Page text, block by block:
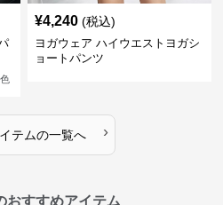
色
¥4,240 (税込)
ヨガウェア ハイウエストヨガシ
ョートパンツ
テムの一覧へ ›
おすすめアイテム